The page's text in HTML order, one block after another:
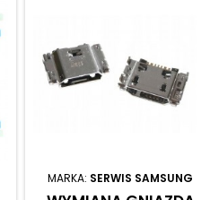
MARKA: SERWIS SAMSUNG